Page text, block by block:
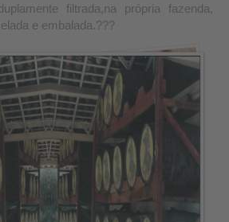
filtrada,na própria fazenda,
e embalada.???